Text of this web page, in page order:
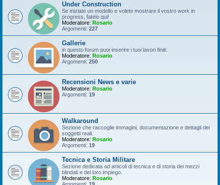
Under Construction
Se iniziate un modello e volete mostrare il vostro work in
progress, fatelo qui!
Moderatore: Rosario
Argomenti: 227
Gallerie
in questo forum puoi inserire i tuoi lavori finiti.
Moderatore: Rosario
Argomenti: 250
Recensioni News e varie
Moderatore: Rosario
Argomenti: 19
Walkaround
Sezione che raccoglie immagini, documentazione e dettagli dei
soggetti reali.
Moderatore: Rosario
Argomenti: 19
Tecnica e Storia Militare
Sezione dedicata ad articoli di tecnica e di storia dei mezzi
blindati e del loro impiego.
Moderatore: Rosario